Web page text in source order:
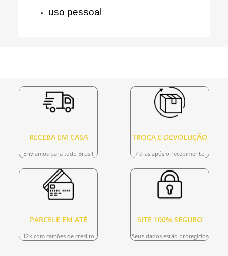
uso pessoal
RECEBA EM CASA
Enviamos para todo Brasil
TROCA E DEVOLUÇÃO
7 dias após o recebimento
PARCELE EM ATÉ
12x com cartões de credito
SITE 100% SEGURO
Seus dados estão protegidos